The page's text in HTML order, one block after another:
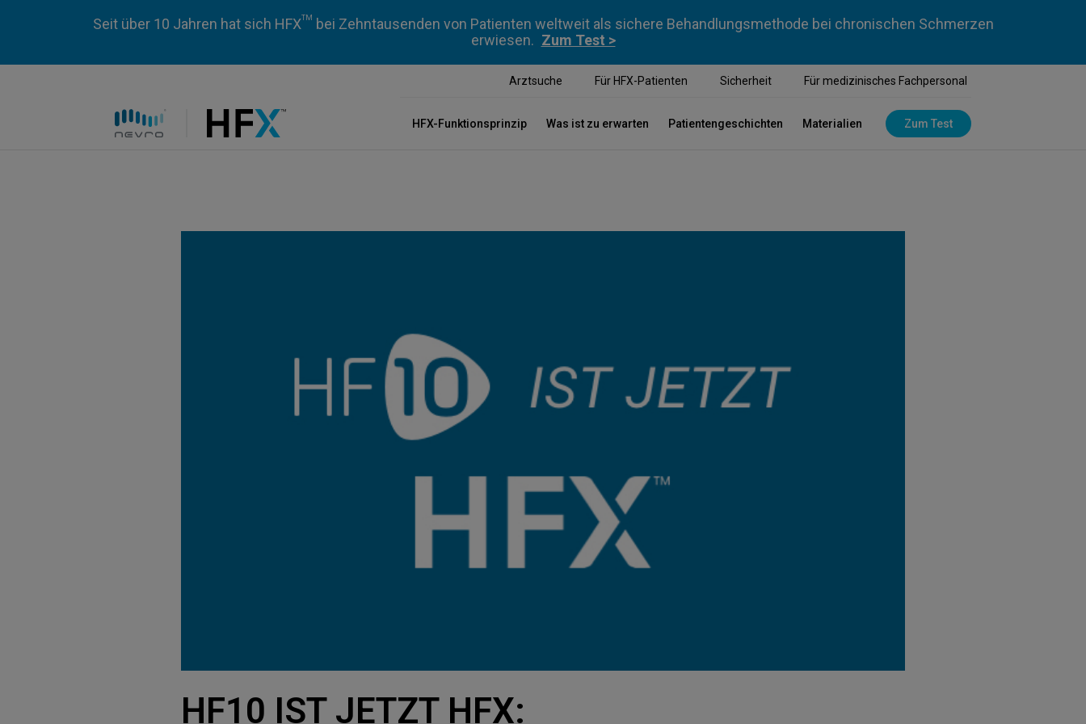
Seit über 10 Jahren hat sich HFXTM
bei Zehntausenden von Patienten weltweit als sichere Behandlungsmethode bei chronischen Schmerzen
erwiesen. Zum Test >
Arztsuche Für HFX-Patienten Sicherheit Für medizinisches Fachpersonal
HFX-Funktionsprinzip Was ist zu erwarten Patientengeschichten Materialien Zum Test
HF10 IST JETZT HFX: